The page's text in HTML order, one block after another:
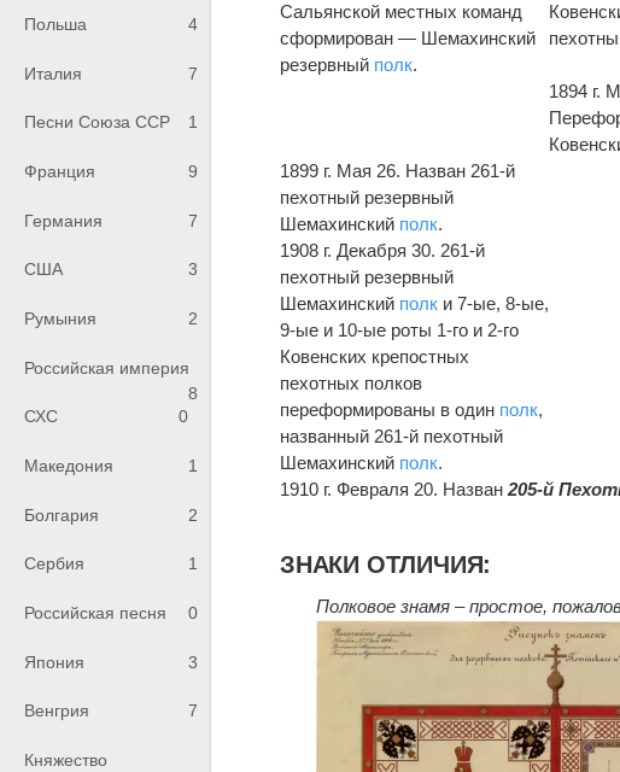
Польша 4
Италия 7
Песни Союза ССР 1
Франция 9
Германия 7
США 3
Румыния 2
Российская империя
8
СХС
0
Македония 1
Болгария 2
Сербия 1
Российская песня 0
Япония 3
Венгрия 7
Княжество
Сальянской местных команд
сформирован — Шемахинский
резервный полк.
1894 г.
1899 г. Мая 26. Назван 261-й
пехотный резервный
Шемахинский полк.
1908 г. Декабря 30. 261-й
пехотный резервный
Шемахинский полк и 7-ые, 8-ые,
9-ые и 10-ые роты 1-го и 2-го
Ковенских крепостных
пехотных полков
переформированы в один полк,
названный 261-й пехотный
Шемахинский полк.
1910 г. Февраля 20. Назван205-й
ЗНАКИ ОТЛИЧИЯ:
Полковое знамя – простое,